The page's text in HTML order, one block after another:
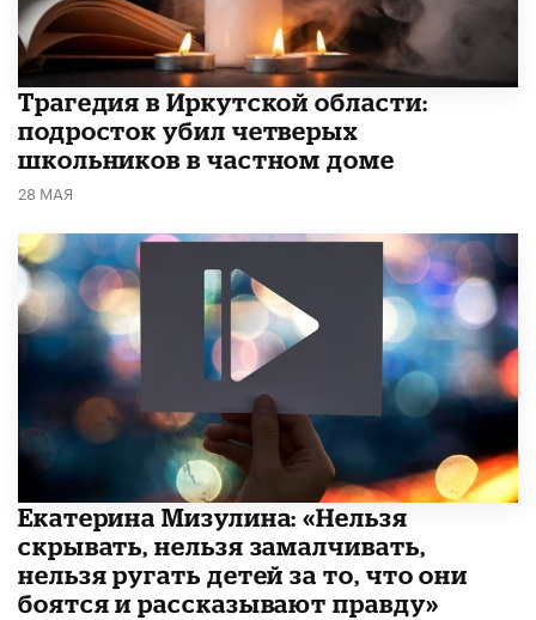
Трагедия в Иркутской области:
подросток убил четверых
школьников в частном доме
28 МАЯ
Екатерина Мизулина: «Нельзя
скрывать, нельзя замалчивать,
нельзя ругать детей за то, что они
боятся и рассказывают правду»